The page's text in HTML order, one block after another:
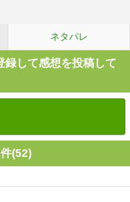
ネタバレ
録して感想を投稿して
(52)